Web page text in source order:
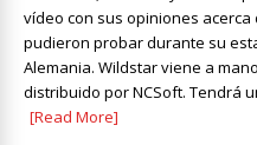
vídeo con sus opiniones acerca
pudieron probar durante su
Alemania. Wildstar viene a
distribuido por NCSoft. Tendrá
[Read More]